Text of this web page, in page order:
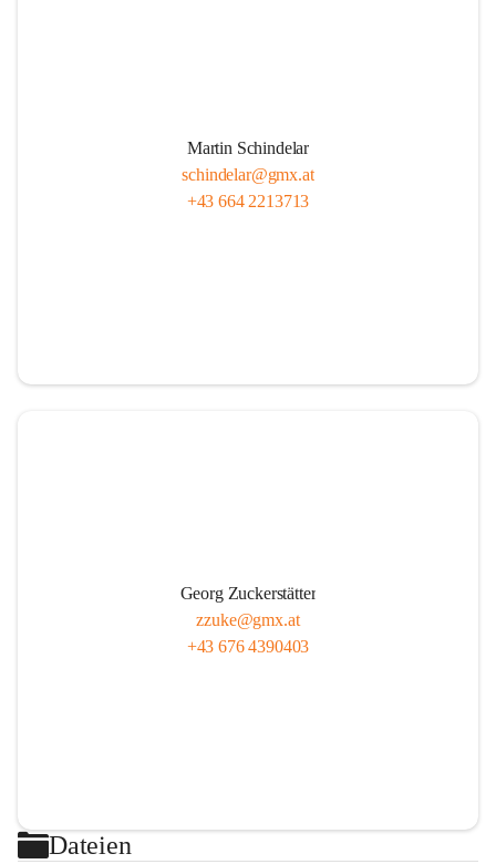
Martin Schindelar
schindelar@gmx.at
+43 664 2213713
Georg Zuckerstätter
zzuke@gmx.at
+43 676 4390403
Dateien